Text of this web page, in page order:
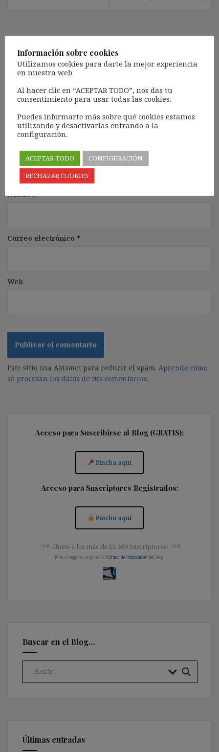
Tu dirección de correo electrónico no será publicada. Los
campos obligatorios están marcados con
Comentario*
Nombre*
Correo electrónico *
Web
Este sitio usa Akismet para reducir el spam. Aprende cómo
se procesan los datos de tus comentarios.
Acceso para Suscribirse al Blog (GRATIS):
Pincha aquí
Acceso para Suscriptores Registrados:
Pincha aquí
༺ ¡Únete a los más de 11.500 Suscriptores! ༺
[Con el registro aceptas la Política de Privacidad del blog]
Buscar en el Blog…
Últimas entradas
Información sobre cookies
Utilizamos cookies para darte la mejor experiencia
en nuestra web.
Al hacer clic en “ACEPTAR TODO”, nos das tu
consentimiento para usar todas las cookies.
Puedes informarte más sobre qué cookies estamos
utilizando y desactivarlas entrando a la
configuración.
ACEPTAR TODO
CONFIGURACIÓN
RECHAZAR COOKIES